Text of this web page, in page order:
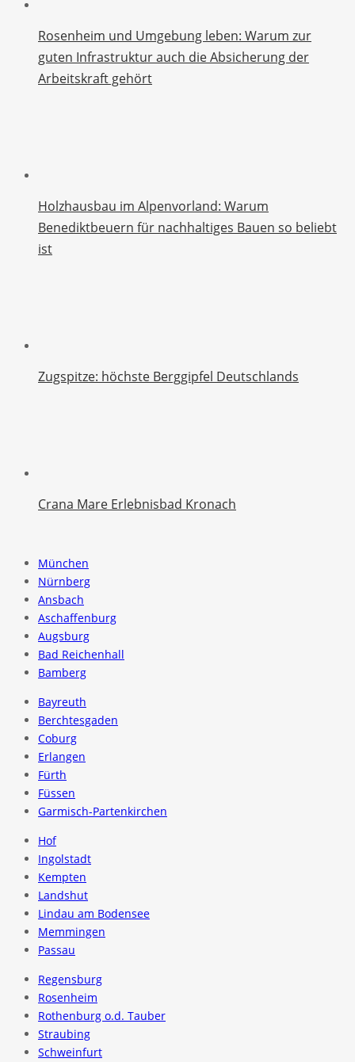
Rosenheim und Umgebung leben: Warum zur
guten Infrastruktur auch die Absicherung der
Arbeitskraft gehört
Holzhausbau im Alpenvorland: Warum
Benediktbeuern für nachhaltiges Bauen so beliebt
ist
Zugspitze: höchste Berggipfel Deutschlands
Crana Mare Erlebnisbad Kronach
München
Nürnberg
Ansbach
Aschaffenburg
Augsburg
Bad Reichenhall
Bamberg
Bayreuth
Berchtesgaden
Coburg
Erlangen
Fürth
Füssen
Garmisch-Partenkirchen
Hof
Ingolstadt
Kempten
Landshut
Lindau am Bodensee
Memmingen
Passau
Regensburg
Rosenheim
Rothenburg o.d. Tauber
Straubing
Schweinfurt